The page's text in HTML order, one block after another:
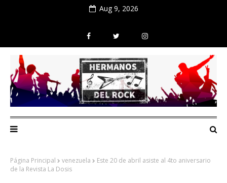
Aug 9, 2026
Página Principal venezuela
Este 20 de abril asiste al 4to aniversario
de la Revista La Dosis